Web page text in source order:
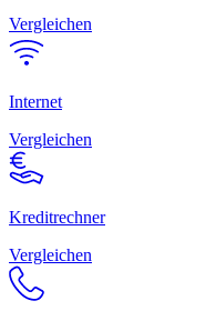
Vergleichen
Internet
Vergleichen
Kreditrechner
Vergleichen